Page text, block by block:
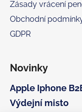
Zásady vrácení
Obchodní
GDPR
Novinky
Apple Iphone
Výdejní misto